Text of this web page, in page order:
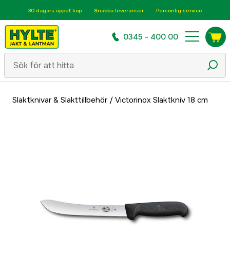
30 dagars öppet köp Snabba leveranser Personlig service
0345 - 400 00
Slaktknivar & Slakttillbehör/ Victorinox Slaktkniv 18 cm